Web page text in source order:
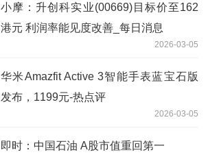
小摩：升创科实业(00669)目标价至162
港元 利润率能见度改善_每日消息
2026-03-05
华米Amazfit Active 3智能手表蓝宝石版
发布，1199元-热点评
2026-03-05
即时：中国石油 A股市值重回第一